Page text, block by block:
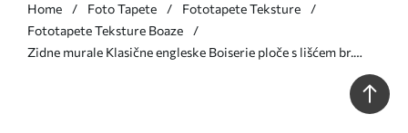
Home Foto Tapete
Fototapete Teksture
Fototapete Teksture Boaze
Zidne murale Klasične engleske Boiserie ploče s lišćem br.